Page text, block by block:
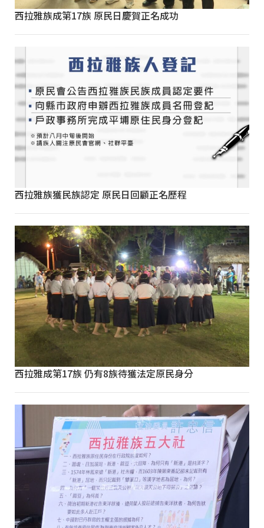
西拉雅族成第17族 原民日慶賀正名成功
西拉雅族獲民族認定 原民日回顧正名歷程
西拉雅成第17族 仍有8族待獲法定原民身分